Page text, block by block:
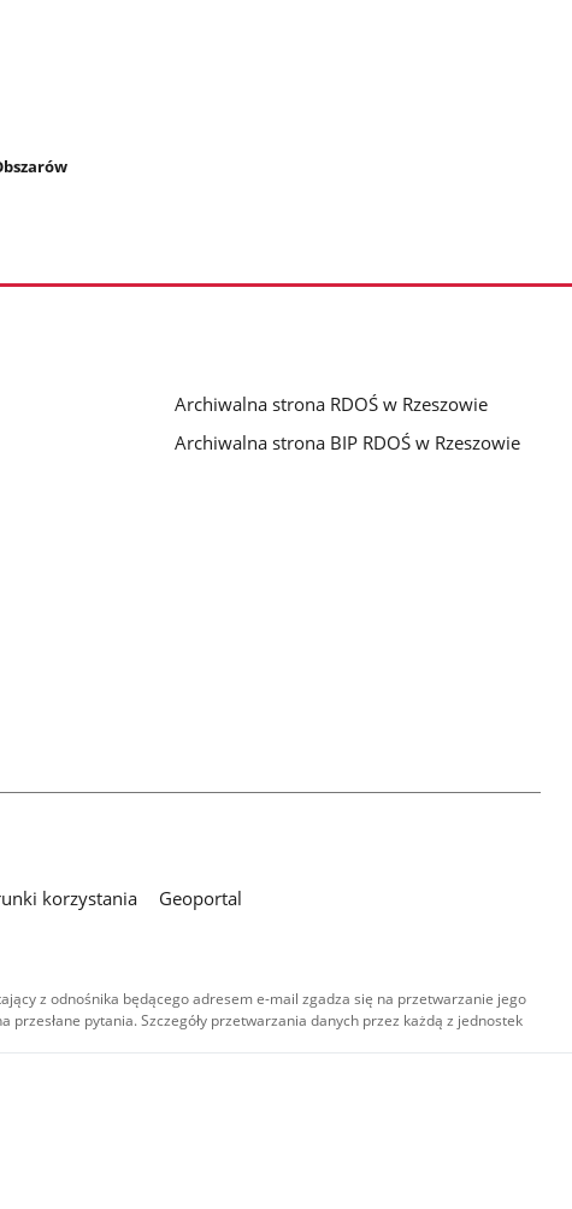
Archiwalna strona RDOŚ w Rzeszowie
Archiwalna strona BIP RDOŚ w Rzeszowie
korzystania
Geoportal
z odnośnika będącego adresem e-mail zgadza się na przetwarzanie jego
pytania. Szczegóły przetwarzania danych przez każdą z jednostek
-